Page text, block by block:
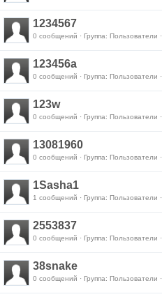
1234567
0 сообщений · Группа: Пользователи ·
123456a
0 сообщений · Группа: Пользователи ·
123w
0 сообщений · Группа: Пользователи ·
13081960
0 сообщений · Группа: Пользователи ·
1Sasha1
1 сообщений · Группа: Пользователи ·
2553837
0 сообщений · Группа: Пользователи ·
38snake
0 сообщений · Группа: Пользователи ·